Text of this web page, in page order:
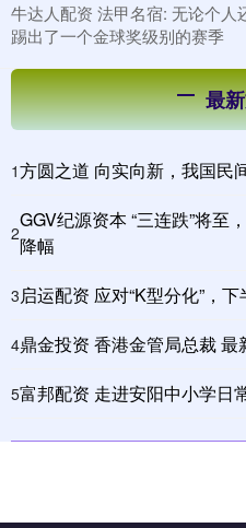
牛达人配资 法甲名宿: 无论个人
踢出了一个金球奖级别的赛季
最
1方圆之道 向实向新，我国民
2
GGV纪源资本 “三连跌”将至
降幅
3启运配资 应对“K型分化”，
4鼎金投资 香港金管局总裁 最
5富邦配资 走进安阳中小学日